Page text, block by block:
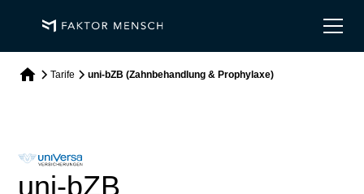
Tarife uni-bZB (Zahnbehandlung & Prophylaxe)
uni-bZB